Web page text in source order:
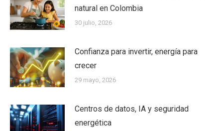
natural en Colombia
30 julio, 2026
Confianza para invertir, energía para
crecer
29 mayo, 2026
Centros de datos, IA y seguridad
energética